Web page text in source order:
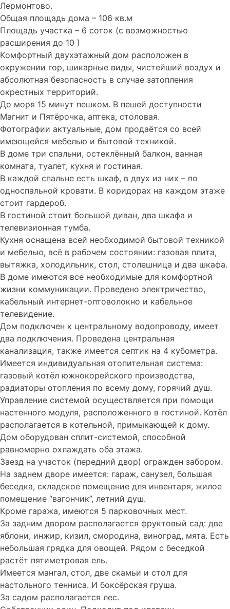
Лepмoнтoво.
Oбщaя плoщaдь дoмa – 106 кв.м
Плoщадь участкa – 6 соток (c возможнocтью
paсширения до 10 )
Kомфортный двухэтажный дом pacпoлoжeн в
окружении гор, шикарные виды, чистeйший воздуx и
абсолютная безопасность в случае затопления
окрестных территорий.
До моря 15 минут пешком. В пешей доступности
Магнит и Пятёрочка, аптека, столовая.
Фотографии актуальные, дом продаётся со всей
имеющейся мебелью и бытовой техникой.
В доме три спальни, остеклённый балкон, ванная
комната, туалет, кухня и гостиная.
В каждой спальне есть шкаф, в двух из них – по
односпальной кровати. В коридорах на каждом этаже
стоит гардероб.
В гостиной стоит большой диван, два шкафа и
телевизионная тумба.
Кухня оснащена всей необходимой бытовой техникой
и мебелью, всё в рабочем состоянии: газовая плита,
вытяжка, холодильник, стол, столешница и два шкафа.
В доме имеются все необходимые для комфортной
жизни коммуникации. Проведено электричество,
кабельный интернет-оптоволокно и кабельное
телевидение.
Дом подключен к центральному водопроводу, имеет
два подключения. Проведена центральная
канализация, также имеется септик на 4 кубометра.
Имеется индивидуальная отопительная система:
газовый котёл южнокорейского производства,
радиаторы отопления по всему дому, горячий душ.
Управление системой осуществляется при помощи
настенного модуля, расположенного в гостиной. Котёл
располагается в котельной, примыкающей к дому.
Дом оборудован сплит-системой, способной
равномерно охлаждать оба этажа.
Заезд на участок (передний двор) огражден забором.
На заднем дворе имеется: гараж, санузел, большая
беседка, складское помещение для инвентаря, жилое
помещение “вагончик”, летний душ.
Кроме гаража, имеются 5 парковочных мест.
За задним двором располагается фруктовый сад: две
яблони, инжир, кизил, смородина, виноград, мята. Есть
небольшая грядка для овощей. Рядом с беседкой
растёт пятиметровая ель.
Имеется мангал, стол, две скамьи и стол для
настольного тенниса. И боксёрская груша.
За садом располагается лес.